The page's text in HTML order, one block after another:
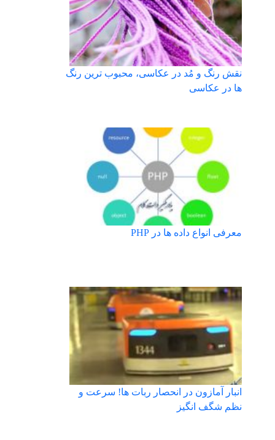
نقش رنگ و مُد در عکاسی، محبوب ترین رنگ
ها در عکاسی
معرفی انواع داده ها در PHP
انبار آمازون در انحصار ربات ها! سرعت و
نظم شگف انگیز